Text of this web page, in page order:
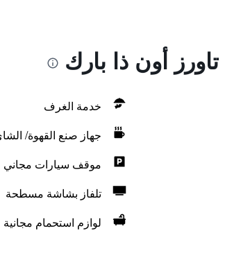
أون ذا بارك
خدمة الغرف
جهاز صنع القهوة/
موقف سيارات مجاني
تلفاز بشاشة مسطحة
لوازم استحمام مجانية